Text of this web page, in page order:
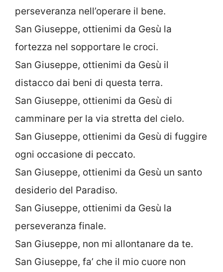
perseveranza nell’operare il bene.
San Giuseppe, ottienimi da Gesù la
fortezza nel sopportare le croci.
San Giuseppe, ottienimi da Gesù il
distacco dai beni di questa terra.
San Giuseppe, ottienimi da Gesù di
camminare per la via stretta del cielo.
San Giuseppe, ottienimi da Gesù di fuggire
ogni occasione di peccato.
San Giuseppe, ottienimi da Gesù un santo
desiderio del Paradiso.
San Giuseppe, ottienimi da Gesù la
perseveranza finale.
San Giuseppe, non mi allontanare da te.
San Giuseppe, fa’ che il mio cuore non